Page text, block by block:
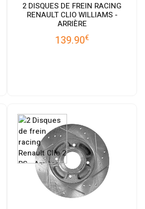
2 DISQUES DE FREIN RACING
RENAULT CLIO WILLIAMS -
ARRIÈRE
139.90€